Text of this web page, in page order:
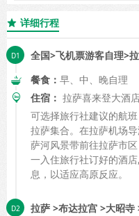
 详细行程
全国>飞机票游客自理>
餐食： 早、中、晚自理
住宿： 拉萨喜来登大酒
可选择旅行社建议的航
拉萨集合。在拉萨机场
萨河风景带前往拉萨市
一入住旅行社订好的酒
息，以适应高原反应。
拉萨 >布达拉宫 >大昭寺